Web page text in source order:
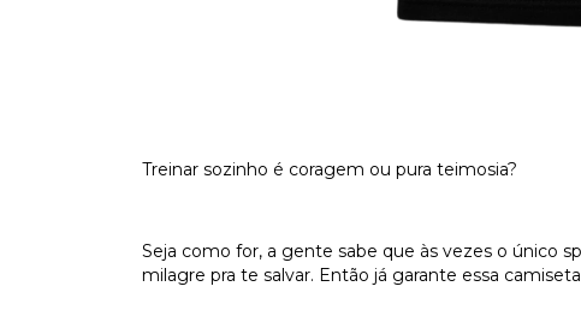
Treinar sozinho é coragem ou pura teimosia?
Seja como for, a gente sabe que às vezes o único
milagre pra te salvar. Então já garante essa